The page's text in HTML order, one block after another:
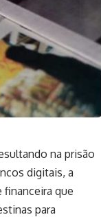
na prisão
digitais, a
financeira que
para